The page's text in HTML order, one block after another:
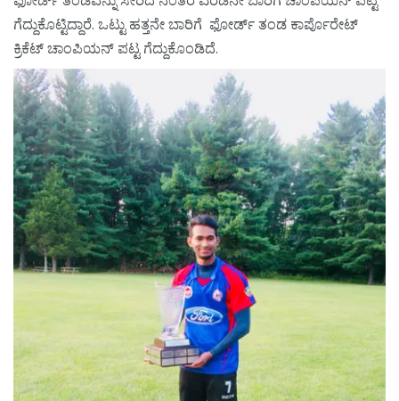
ಗೆದ್ದುಕೊಟ್ಟಿದ್ದಾರೆ. ಒಟ್ಟು ಹತ್ತನೇ ಬಾರಿಗೆ ಫೋರ್ಡ್ ತಂಡ ಕಾರ್ಪೊರೇಟ್
ಕ್ರಿಕೆಟ್ ಚಾಂಪಿಯನ್ ಪಟ್ಟ ಗೆದ್ದುಕೊಂಡಿದೆ.